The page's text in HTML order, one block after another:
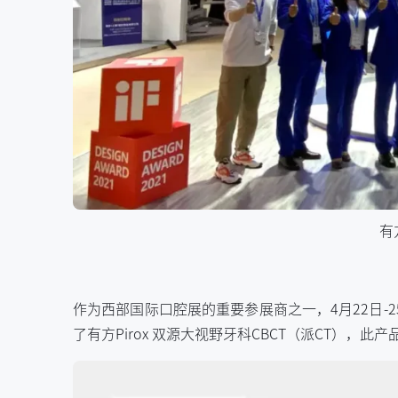
有
作为西部国际口腔展的重要参展商之一，4月22日-
了有方Pirox 双源大视野牙科CBCT（派CT），此